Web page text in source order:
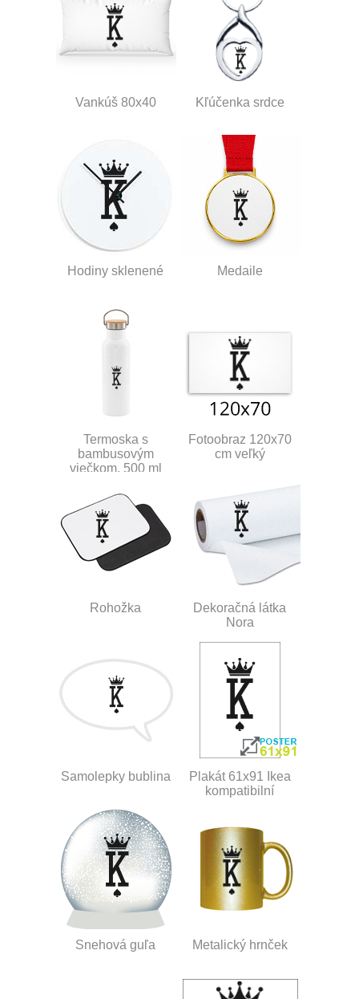
Vankúš 80x40 Kľúčenka srdce
Hodiny sklenené Medaile
Termoska s
bambusovým
viečkom, 500 ml
Fotoobraz 120x70
cm veľký
Rohožka
Dekoračná látka
Nora
Samolepky bublina
Plakát 61x91 Ikea
kompatibilní
Snehová guľa Metalický hrnček